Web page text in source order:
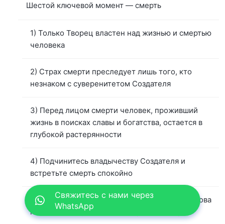
Шестой ключевой момент — смерть
1) Только Творец властен над жизнью и смертью
человека
2) Страх смерти преследует лишь того, кто
незнаком с суверенитетом Создателя
3) Перед лицом смерти человек, проживший
жизнь в поисках славы и богатства, остается в
глубокой растерянности
4) Подчинитесь владычеству Создателя и
встретьте смерть спокойно
5) Стремления и жизненные приобретения Иова
позволяют ему спокойно встретить смерть
Свяжитесь с нами через
WhatsApp